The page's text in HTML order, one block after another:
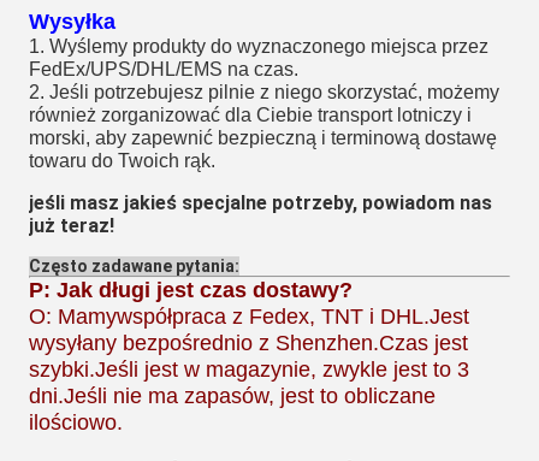
Wysyłka
1. Wyślemy produkty do wyznaczonego miejsca przez
FedEx/UPS/DHL/EMS na czas.
2. Jeśli potrzebujesz pilnie z niego skorzystać, możemy
również zorganizować dla Ciebie transport lotniczy i
morski, aby zapewnić bezpieczną i terminową dostawę
towaru do Twoich rąk.
jeśli masz jakieś specjalne potrzeby, powiadom nas
już teraz!
Często zadawane pytania:
P: Jak długi jest czas dostawy?
O: Mamywspółpraca z Fedex, TNT i DHL.Jest
wysyłany bezpośrednio z Shenzhen.Czas jest
szybki.Jeśli jest w magazynie, zwykle jest to 3
dni.Jeśli nie ma zapasów, jest to obliczane
ilościowo.